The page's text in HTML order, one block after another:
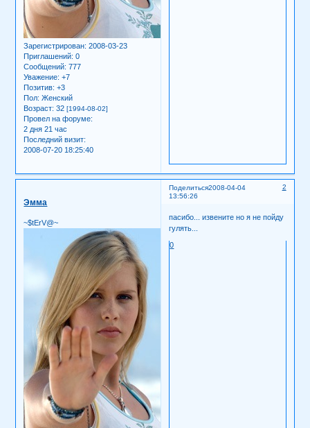
Зарегистрирован: 2008-03-23
Приглашений: 0
Сообщений: 777
Уважение: +7
Позитив: +3
Пол: Женский
Возраст: 32[1994-08-02]
Провел на форуме:
2 дня 21 час
Последний визит:
2008-07-20 18:25:40
Поделиться 2
2008-04-04
13:56:26
Эмма
~$tErV@~
пасибо... извените но я не пойду
гулять...
0